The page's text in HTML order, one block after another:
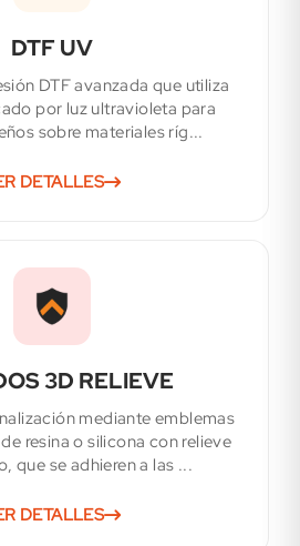
DTF UV
DTF avanzada que utiliza
por luz ultravioleta para
sobre materiales ríg...
DETALLES
3D RELIEVE
mediante emblemas
resina o silicona con relieve
que se adhieren a las ...
DETALLES